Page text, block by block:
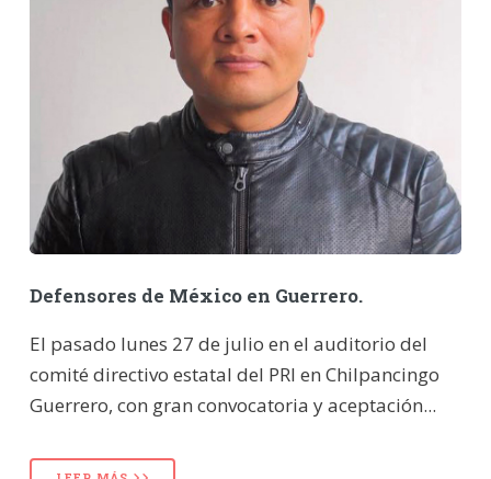
Defensores de México en Guerrero.
El pasado lunes 27 de julio en el auditorio del
comité directivo estatal del PRI en Chilpancingo
Guerrero, con gran convocatoria y aceptación...